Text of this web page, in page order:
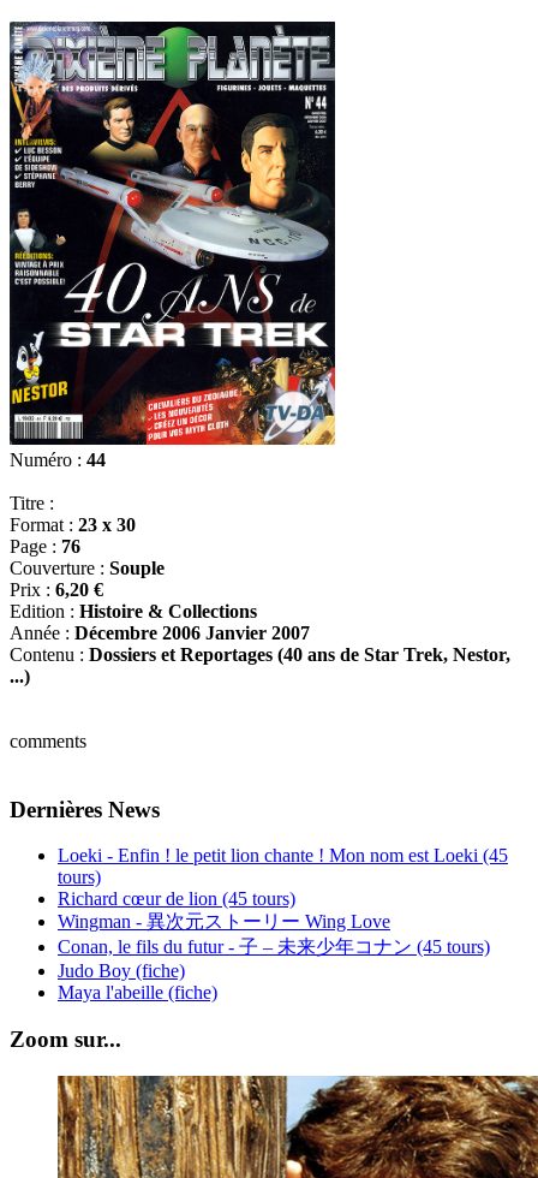
Numéro : 44
Titre :
Format : 23 x 30
Page : 76
Couverture : Souple
Prix : 6,20 €
Edition : Histoire & Collections
Année : Décembre 2006 Janvier 2007
Contenu : Dossiers et Reportages (40 ans de Star Trek, Nestor,
...)
comments
Dernières News
Loeki - Enfin ! le petit lion chante ! Mon nom est Loeki (45
tours)
Richard cœur de lion (45 tours)
Wingman - 異次元ストーリー Wing Love
Conan, le fils du futur - 子 – 未来少年コナン (45 tours)
Judo Boy (fiche)
Maya l'abeille (fiche)
Zoom sur...